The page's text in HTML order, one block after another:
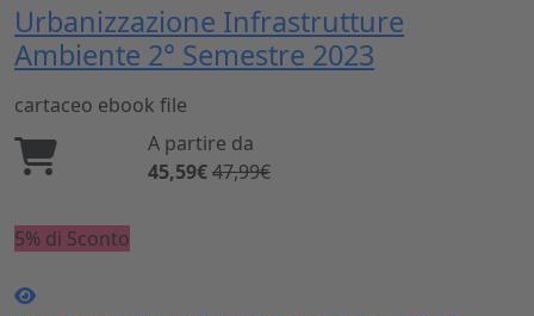
Urbanizzazione Infrastrutture
Ambiente 2° Semestre 2023
cartaceo ebook file
A partire da
45,59€47,99€
5% di Sconto